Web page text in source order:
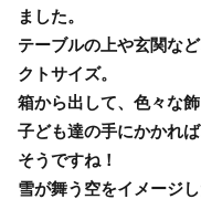
ました。
テーブルの上や玄関な
クトサイズ。
箱から出して、色々な
子ども達の手にかかれ
そうですね！
雪が舞う空をイメージ